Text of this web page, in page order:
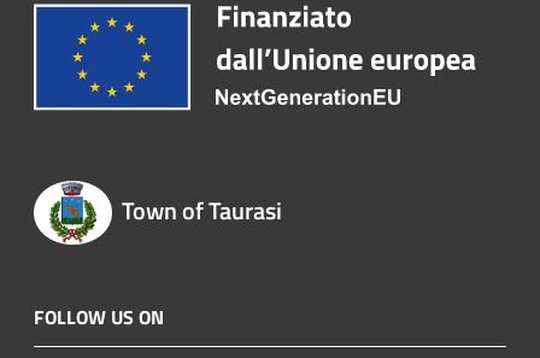
Town of Taurasi
FOLLOW US ON